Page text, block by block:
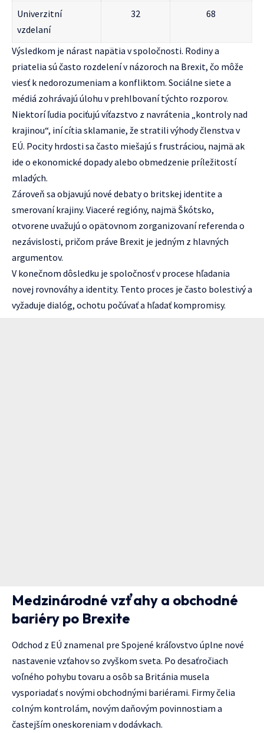
Univerzitní
vzdelaní
32 68
Výsledkom je nárast napätia v spoločnosti. Rodiny a
priatelia sú často rozdelení v názoroch na Brexit, čo môže
viesť k nedorozumeniam a konfliktom. Sociálne siete a
médiá zohrávajú úlohu v prehlbovaní týchto rozporov.
Niektorí ľudia pociťujú víťazstvo z navrátenia „kontroly nad
krajinou“, iní cítia sklamanie, že stratili výhody členstva v
EÚ. Pocity hrdosti sa často miešajú s frustráciou, najmä ak
ide o ekonomické dopady alebo obmedzenie príležitostí
mladých.
Zároveň sa objavujú nové debaty o britskej identite a
smerovaní krajiny. Viaceré regióny, najmä Škótsko,
otvorene uvažujú o opätovnom zorganizovaní referenda o
nezávislosti, pričom práve Brexit je jedným z hlavných
argumentov.
V konečnom dôsledku je spoločnosť v procese hľadania
novej rovnováhy a identity. Tento proces je často bolestivý a
vyžaduje dialóg, ochotu počúvať a hľadať kompromisy.
Medzinárodné vzťahy a obchodné
bariéry po Brexite
Odchod z EÚ znamenal pre Spojené kráľovstvo úplne nové
nastavenie vzťahov so zvyškom sveta. Po desaťročiach
voľného pohybu tovaru a osôb sa Británia musela
vysporiadať s novými obchodnými bariérami. Firmy čelia
colným kontrolám, novým daňovým povinnostiam a
častejším oneskoreniam v dodávkach.